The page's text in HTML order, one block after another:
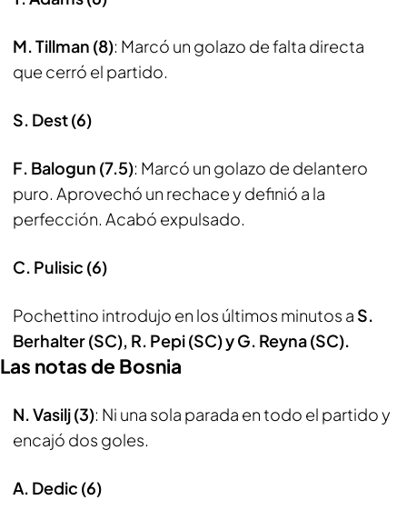
M. Tillman (8): Marcó un golazo de falta directa
que cerró el partido.
S. Dest (6)
F. Balogun (7.5): Marcó un golazo de delantero
puro. Aprovechó un rechace y definió a la
perfección. Acabó expulsado.
C. Pulisic (6)
Pochettino introdujo en los últimos minutos a S.
Berhalter (SC), R. Pepi (SC) y G. Reyna (SC).
Las notas de Bosnia
N. Vasilj (3): Ni una sola parada en todo el partido y
encajó dos goles.
A. Dedic (6)